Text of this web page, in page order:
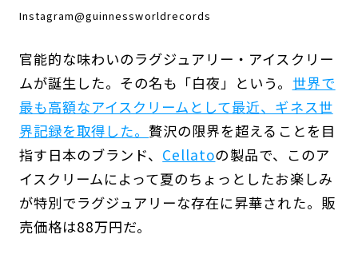
Instagram@guinnessworldrecords
官能的な味わいのラグジュアリー・アイスクリー
ムが誕生した。その名も「白夜」という。 世界で
最も高額なアイスクリームとして最近、ギネス世
界記録を取得した。 贅沢の限界を超えることを目
指す日本のブランド、 Cellatoの製品で、このア
イスクリームによって夏のちょっとしたお楽しみ
が特別でラグジュアリーな存在に昇華された。販
売価格は88万円だ。